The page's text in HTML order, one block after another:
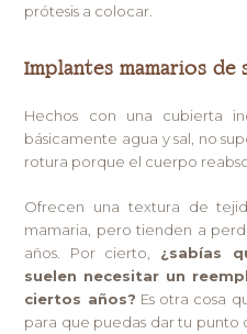
prótesis a colocar.
Implantes mamarios de
Hechos con una cubierta
básicamente agua y sal, no
rotura porque el cuerpo
Ofrecen una textura de
mamaria, pero tienden a
años. Por cierto, ¿sabías
suelen necesitar un
ciertos años? Es otra cosa
para que puedas dar tu punto